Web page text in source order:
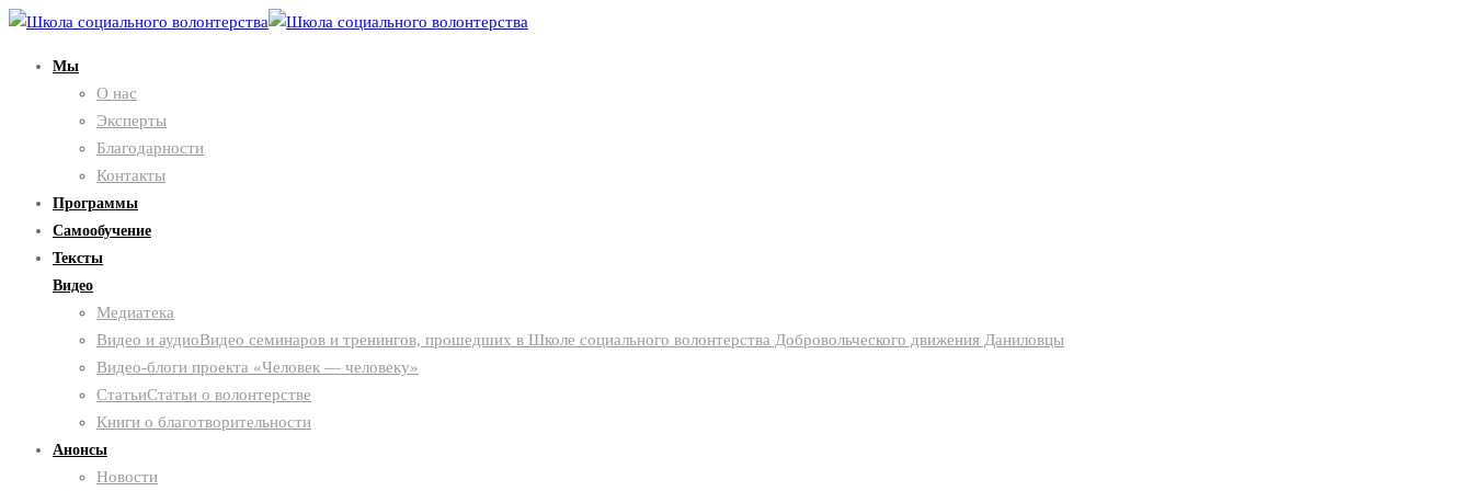
Мы
О нас
Эксперты
Благодарности
Контакты
Программы
Самообучение
Тексты
Видео
Медиатека
Видео и аудиоВидео семинаров и тренингов, прошедших в Школе социального волонтерства Добровольческого движения Даниловцы
Видео-блоги проекта «Человек — человеку»
СтатьиСтатьи о волонтерстве
Книги о благотворительности
Анонсы
Новости